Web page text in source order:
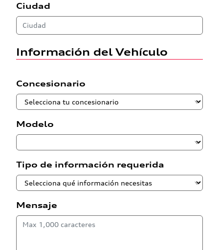
Ciudad
Información del Vehículo
Concesionario
Modelo
Tipo de información requerida
Mensaje